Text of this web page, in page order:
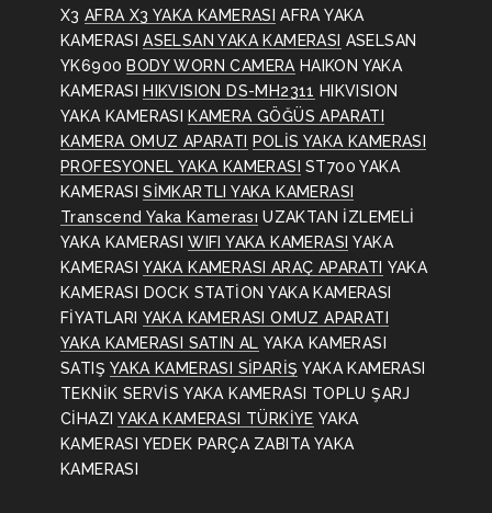
X3 AFRA X3 YAKA KAMERASI AFRA YAKA
KAMERASI ASELSAN YAKA KAMERASI ASELSAN
YK6900 BODY WORN CAMERA HAIKON YAKA
KAMERASI
HIKVISION DS-MH2311 HIKVISION
YAKA KAMERASI
KAMERA GÖĞÜS APARATI
KAMERA OMUZ APARATI
POLİS YAKA KAMERASI
PROFESYONEL YAKA KAMERASI ST700 YAKA
KAMERASI SİMKARTLI YAKA KAMERASI
Transcend Yaka Kamerası UZAKTAN İZLEMELİ
YAKA KAMERASI WIFI YAKA KAMERASI YAKA
KAMERASI YAKA KAMERASI ARAÇ APARATI YAKA
KAMERASI DOCK STATİON YAKA KAMERASI
FİYATLARI YAKA KAMERASI OMUZ APARATI
YAKA KAMERASI SATIN AL YAKA KAMERASI
SATIŞ YAKA KAMERASI SİPARİŞ YAKA KAMERASI
TEKNİK SERVİS YAKA KAMERASI TOPLU ŞARJ
CİHAZI YAKA KAMERASI TÜRKİYE YAKA
KAMERASI YEDEK PARÇA ZABITA YAKA
KAMERASI